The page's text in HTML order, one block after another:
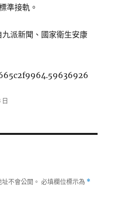
準接軌。
九派新聞、國家衛生安康
日
不會公開。 必填欄位標示為 *